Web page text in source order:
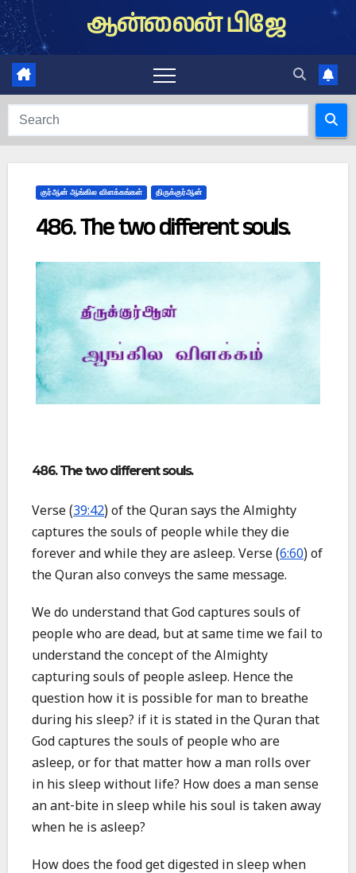
Skip
to
content
ஆன்லைன் பிஜே
குர்ஆன் ஆங்கில விளக்கங்கள் திருக்குர்ஆன்
486. The two different souls.
486. The two different souls.
Verse (39:42) of the Quran says the Almighty
captures the souls of people while they die
forever and while they are asleep. Verse (6:60) of
the Quran also conveys the same message.
We do understand that God captures souls of
people who are dead, but at same time we fail to
understand the concept of the Almighty
capturing souls of people asleep. Hence the
question how it is possible for man to breathe
during his sleep? if it is stated in the Quran that
God captures the souls of people who are
asleep, or for that matter how a man rolls over
in his sleep without life? How does a man sense
an ant-bite in sleep while his soul is taken away
when he is asleep?
How does the food get digested in sleep when